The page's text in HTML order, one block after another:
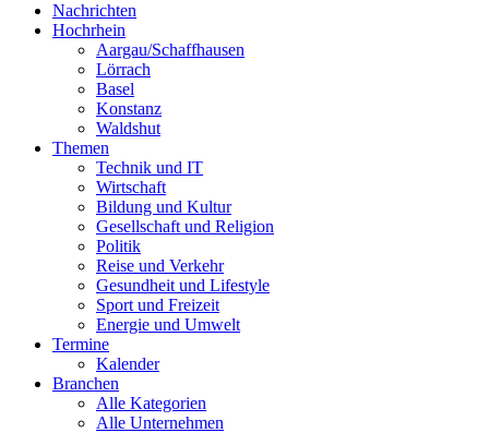
Nachrichten
Hochrhein
Aargau/Schaffhausen
Lörrach
Basel
Konstanz
Waldshut
Themen
Technik und IT
Wirtschaft
Bildung und Kultur
Gesellschaft und Religion
Politik
Reise und Verkehr
Gesundheit und Lifestyle
Sport und Freizeit
Energie und Umwelt
Termine
Kalender
Branchen
Alle Kategorien
Alle Unternehmen